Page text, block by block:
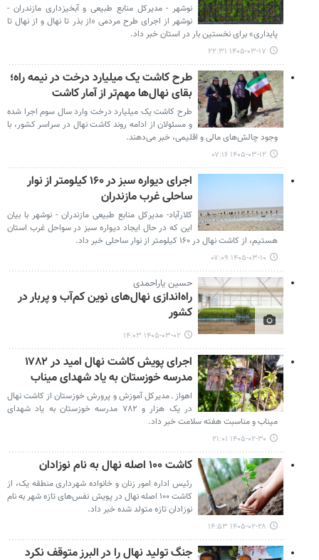
نوشهر - مدیرکل منابع طبیعی و آبخیزداری مازندران -
نوشهر از اجرای طرح مردمی «از بذر تا نهال و از نهال تا
پایداری» برای نخستین بار در استان خبر داد.
۱۴۰۵-۰۳-۱۷ ۲۲:۳۱
طرح کاشت یک میلیارد درخت در نیمه راه؛
بقای نهال‌ها مهم‌تر از آمار کاشت
طرح کاشت یک میلیارد درخت وارد سال سوم اجرا شده
و مسئولان از ادامه روند کاشت نهال در سراسر کشور، با
وجود چالش‌های مالی و اقلیمی، خبر می‌دهند.
۱۴۰۵-۰۳-۱۲ ۰۷:۱۶
اجرای دیواره سبز در ۱۶۰ کیلومتر از نوار
ساحلی غرب مازندران
کلارآباد- مدیرکل منابع طبیعی مازندران - نوشهر با بیان
این که در حال ایجاد دیواره سبز در سواحل غرب استان
هستیم، از کاشت نهال در ۱۶۰ کیلومتر از نوار ساحلی خبر داد.
۱۴۰۵-۰۳-۱۰ ۰۷:۰۹
حسین یاراحمدی
راه‌اندازی نهال‌های نوین کم‌آب و پربار در
کشور
۱۴۰۵-۰۳-۰۲ ۱۴:۰۳
اجرای پویش کاشت نهال امید در ۱۷۸۲
مدرسه خوزستان به یاد شهدای میناب
اهواز ـ مدیرکل آموزش و پرورش خوزستان از کاشت نهال
در یک هزار و ۷۸۲ مدرسه خوزستان به یاد شهدای
میناب و مناسبت هفته سلامت خبر داد.
۱۴۰۵-۰۲-۳۰ ۲۱:۰۱
کاشت ۱۰۰ اصله نهال به نام نوزادان
رئیس اداره امور زنان و خانواده شهرداری منطقه یک، از
کاشت ۱۰۰ اصله نهال در پویش نفس‌های تازه شهر به نام
نوزادان تازه متولد شده خبر داد.
۱۴۰۵-۰۲-۲۸ ۱۴:۵۳
جنگ تولید نهال را در البرز متوقف نکرد